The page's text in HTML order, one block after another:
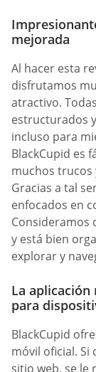
mejorada
Al hacer esta
disfrutamos
atractivo.
estructurados
incluso para
BlackCupid es
muchos trucos
Gracias a tal
enfocados en
Consideramos
y está bien
explorar y
La
para
BlackCupid
móvil oficial. Si
sitio web, se le